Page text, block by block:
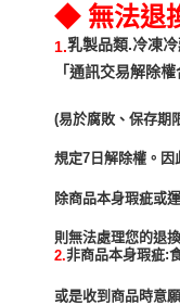
◆ 無法退
1.乳製品類.冷凍
「通訊交易解除
(易於腐敗、保存期
規定7日解除權。因
除商品本身瑕疵或
2.非商品本身瑕疵:
或是收到商品時意